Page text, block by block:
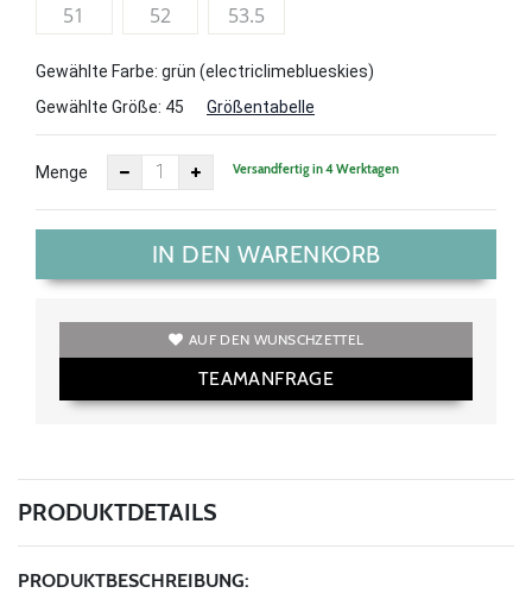
51
52 53.5
Gewählte Farbe: grün (electriclimeblueskies)
Gewählte Größe: 45 Größentabelle
Menge Versandfertig in 4 Werktagen
IN DEN WARENKORB
AUF DEN WUNSCHZETTEL
TEAMANFRAGE
PRODUKTDETAILS
PRODUKTBESCHREIBUNG: